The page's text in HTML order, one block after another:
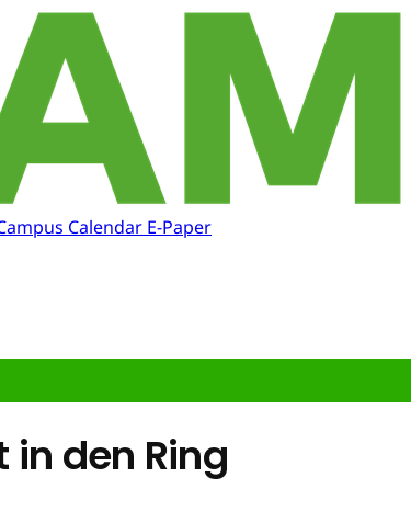
Calendar E-Paper
in den Ring